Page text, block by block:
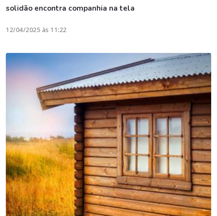
solidão encontra companhia na tela
12/04/2025 às 11:22